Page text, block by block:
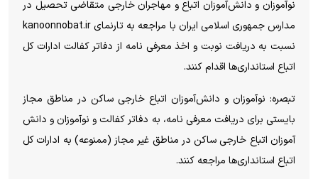
نوآموزان و دانش‌آموزان اتباع و مهاجران خارجی متقاضی تحصیل در
مدارس جمهوری اسلامی ایران با مراجعه به تارنمای kanoonnobat.ir
نسبت به دریافت نوبت و اخذ معرفی نامه از دفاتر کفالت ادارات کل
اتباع استانداری‌ها اقدام کنند.
تبصره: نوآموزان و دانش‌آموزان اتباع خارجی ساکن در مناطق مجاز
بایستی برای دریافت معرفی نامه، به دفاتر کفالت و نوآموزان و دانش
آموزان اتباع خارجی ساکن در مناطق غیر مجاز (ممنوعه) به ادارات کل
اتباع استانداری‌ها مراجعه کنند.